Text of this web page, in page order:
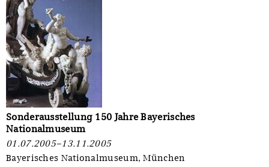
Sonderausstellung 150 Jahre Bayerisches
Nationalmuseum
01.07.2005–13.11.2005
Bayerisches Nationalmuseum, München